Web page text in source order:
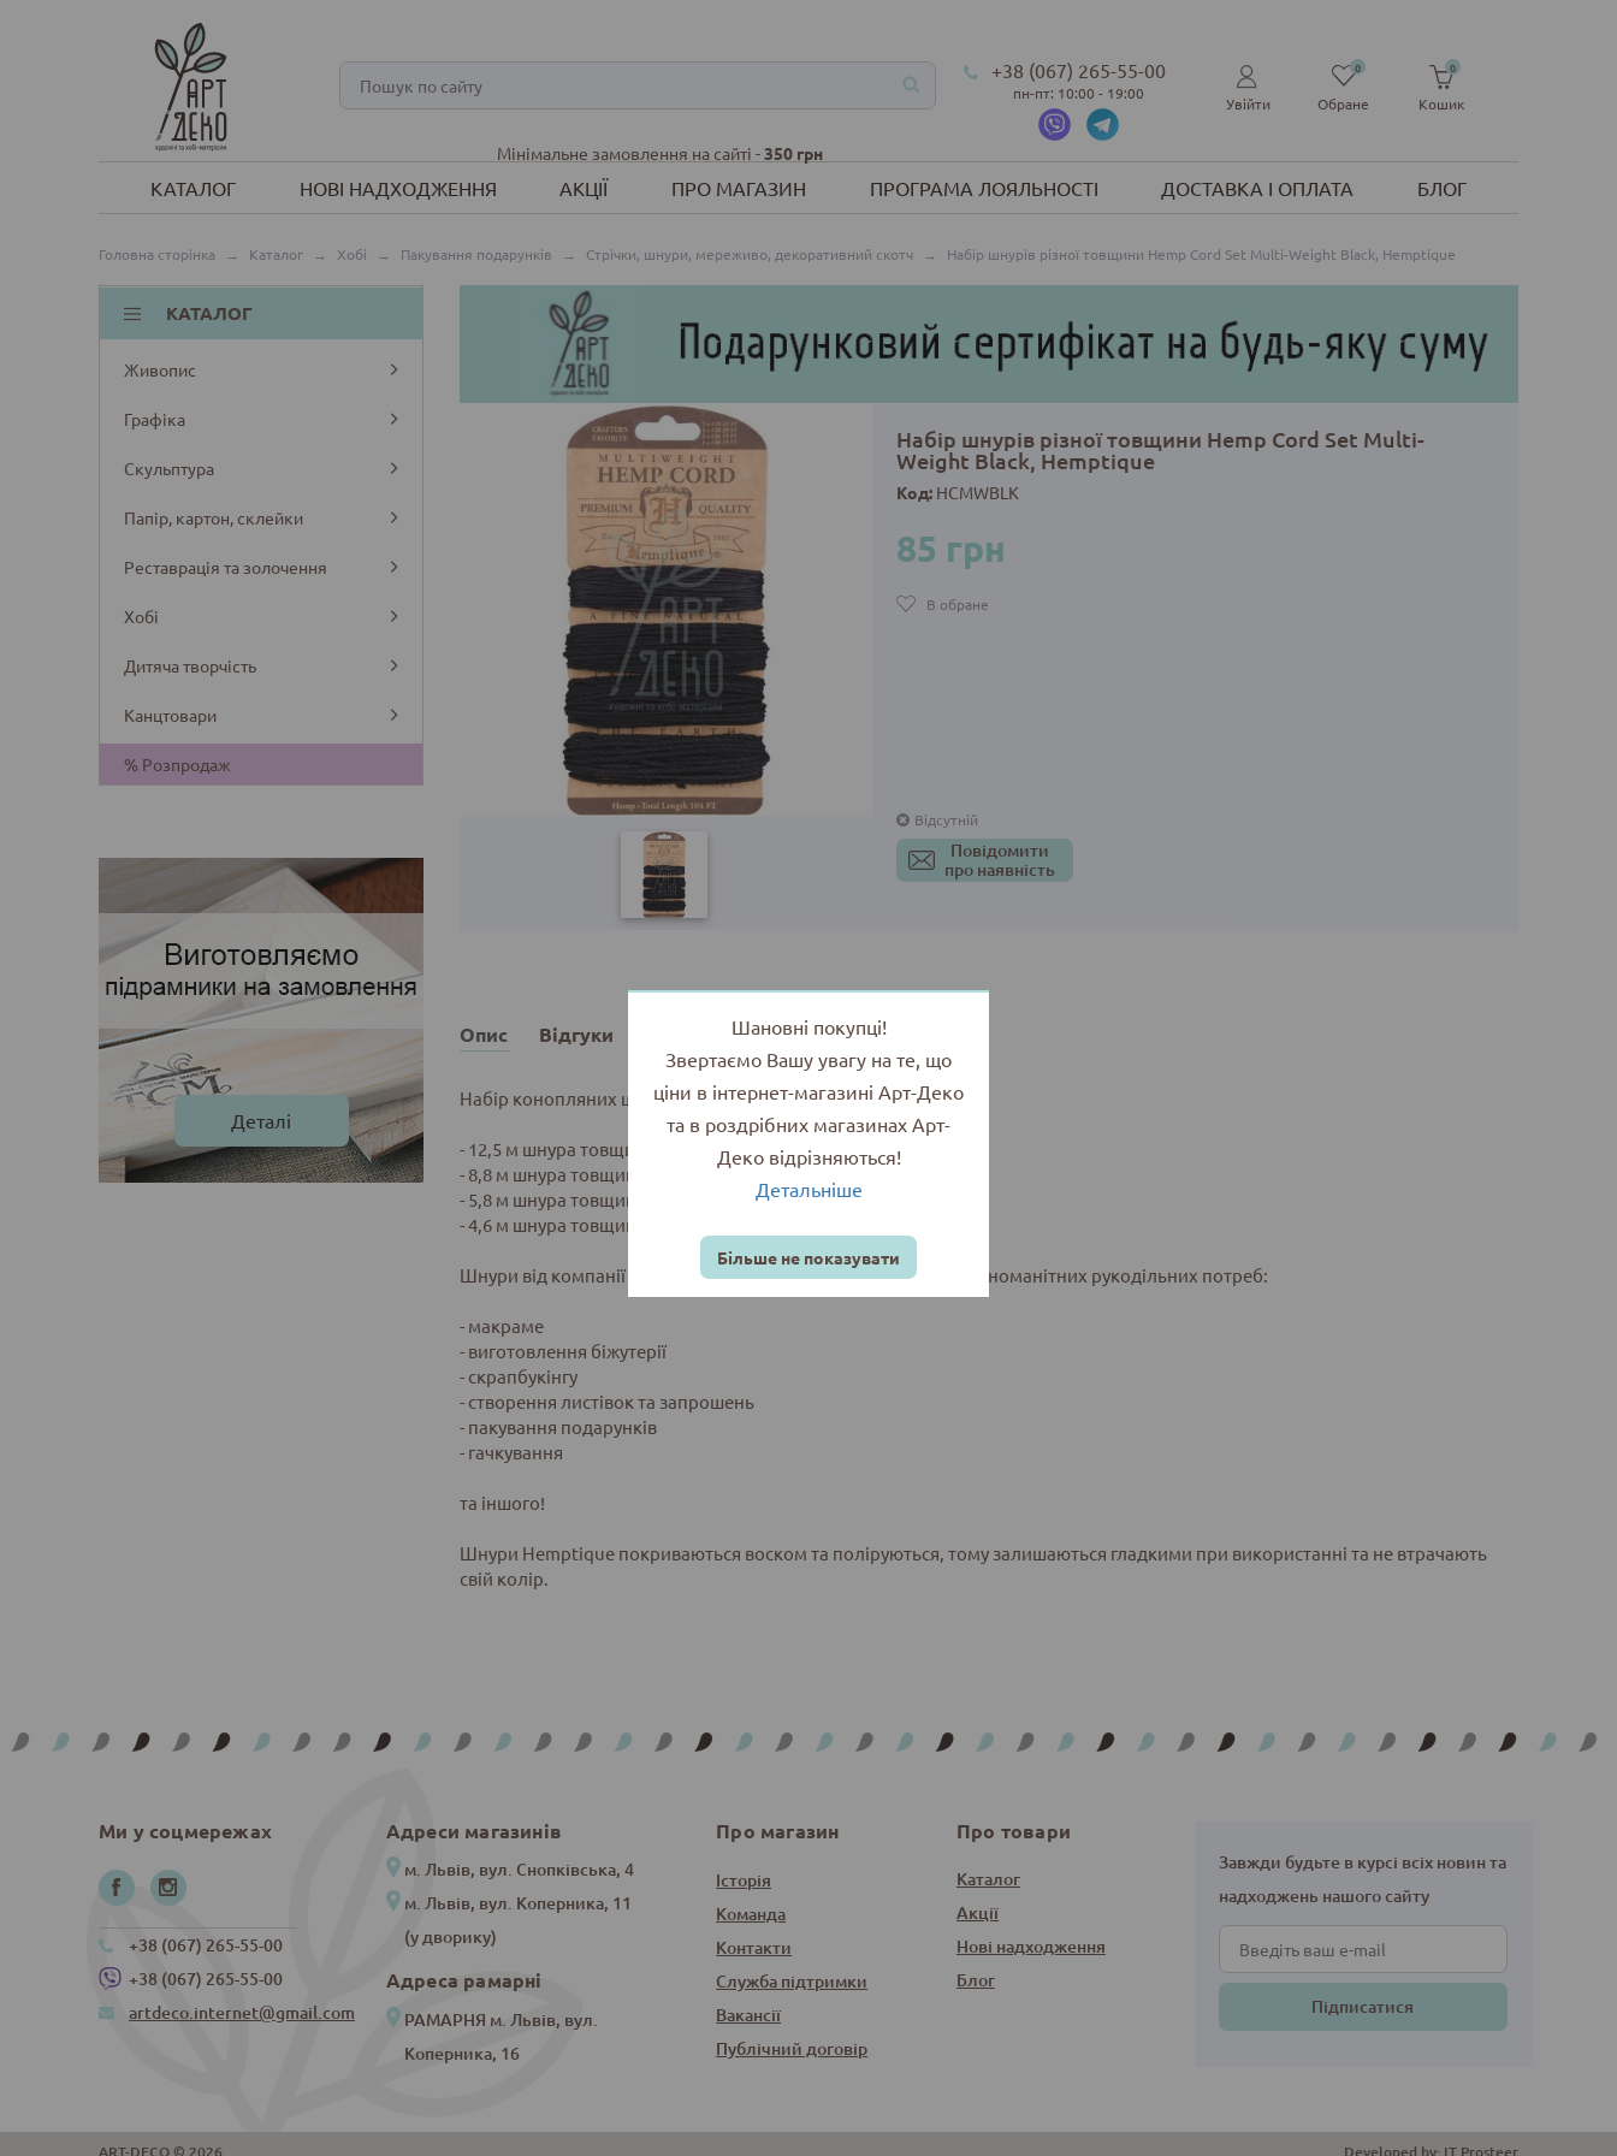
Мінімальне замовлення на сайті -350 грн
+38 (067) 265-55-00
пн-пт: 10:00 - 19:00
Увійти Обране
0
Кошик
0
КАТАЛОГ НОВІ НАДХОДЖЕННЯ АКЦІЇ ПРО МАГАЗИН ПРОГРАМА ЛОЯЛЬНОСТІ ДОСТАВКА І ОПЛАТА БЛОГ
Головна сторінка → Каталог → Хобі → Пакування подарунків → Стрічки, шнури, мереживо, декоративний скотч → Набір шнурів різної товщини Hemp Cord Set Multi-Weight Black, Hemptique
КАТАЛОГ
Живопис
Графіка
Скульптура
Папір, картон, склейки
Реставрація та золочення
Хобі
Дитяча творчість
Канцтовари
% Розпродаж
Деталі
Набір шнурів різної товщини Hemp Cord Set Multi-
Weight Black, Hemptique
Код: HCMWBLK
85 грн
В обране
Відсутній
Повідомити
про наявність
Опис Відгуки
Набір конопляних шнурів чорного кольору, в наборі:
- 12,5 м шнура товщиною 0,5 мм
- 8,8 м шнура товщиною 1 мм
- 5,8 м шнура товщиною 1,5 мм
- 4,6 м шнура товщиною 2 мм.
Шнури від компанії Hemptique - це високоякісні шнури для різноманітних рукодільних потреб:
- макраме
- виготовлення біжутерії
- скрапбукінгу
- створення листівок та запрошень
- пакування подарунків
- гачкування
та іншого!
Шнури Hemptique покриваються воском та поліруються, тому залишаються гладкими при використанні та не втрачають
свій колір.
Ми у соцмережах
+38 (067) 265-55-00
+38 (067) 265-55-00
artdeco.internet@gmail.com
Адреси магазинів
м. Львів, вул. Снопківська, 4
м. Львів, вул. Коперника, 11
(у дворику)
Адреса рамарні
РАМАРНЯ м. Львів, вул.
Коперника, 16
Про магазин
Історія
Команда
Контакти
Служба підтримки
Вакансії
Публічний договір
Про товари
Каталог
Акції
Нові надходження
Блог
Завжди будьте в курсі всіх новин та
надходжень нашого сайту
Підписатися
Шановні покупці!
Звертаємо Вашу увагу на те, що
ціни в інтернет-магазині Арт-Деко
та в роздрібних магазинах Арт-
Деко відрізняються!
Детальніше
Більше не показувати